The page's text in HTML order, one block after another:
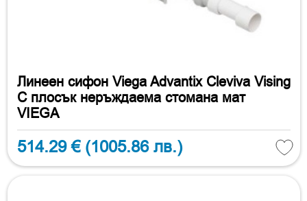
Линеен сифон Viega Advantix Cleviva Vising
C плосък неръждаема стомана мат
VIEGA
514.29 € (1005.86 лв.)